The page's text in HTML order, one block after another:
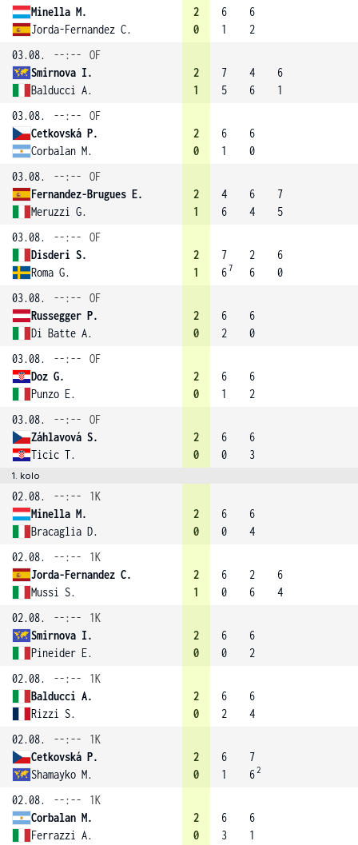
Minella M.
Jorda-Fernandez C.
2
0
6
1
6
2
03.08.
--:--
OF
Smirnova I.
Balducci A.
2
1
7
5
4
6
6
1
03.08.
--:--
OF
Cetkovská P.
Corbalan M.
2
0
6
1
6
0
03.08.
--:--
OF
Fernandez-Brugues E.
Meruzzi G.
2
1
4
6
6
4
7
5
03.08.
--:--
OF
Disderi S.
Roma G.
2
1
7
67
2
6
6
0
03.08.
--:--
OF
Russegger P.
Di Batte A.
2
0
6
2
6
0
03.08.
--:--
OF
Doz G.
Punzo E.
2
0
6
1
6
2
03.08.
--:--
OF
Záhlavová S.
Ticic T.
2
0
6
0
6
3
1. kolo
02.08. --:--
1K
Minella M.
Bracaglia D.
2
0
6
0
6
4
02.08.
--:--
1K
Jorda-Fernandez C.
Mussi S.
2
1
6
0
2
6
6
4
02.08.
--:--
1K
Smirnova I.
Pineider E.
2
0
6
0
6
2
02.08.
--:--
1K
Balducci A.
Rizzi S.
2
0
6
2
6
4
02.08.
--:--
1K
Cetkovská P.
Shamayko M.
2
0
6
1
7
62
02.08. --:--
1K
Corbalan M.
Ferrazzi A.
2
0
6
3
6
1